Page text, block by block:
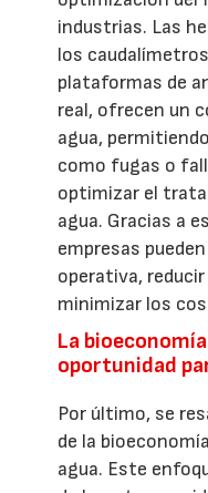
industrias. Las
los
plataformas de
real, ofrecen un
agua,
como fugas o
optimizar el
agua. Gracias a
empresas
operativa,
minimizar los
La
oportunidad
Por último, se
de la
agua. Este